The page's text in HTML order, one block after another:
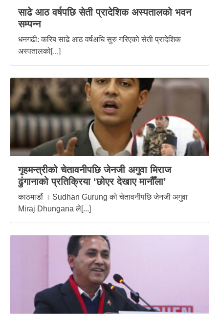
साढे आठ वर्षपछि सेती प्रादेशिक अस्पतालको भवन
सम्पन्न
धनगढी: करिब साढे आठ वर्षअघि सुरु गरिएको सेती प्रादेशिक
अस्पतालको[...]
गृहमन्त्रीको चेतावनीपछि जेनजी अगुवा मिराज
ढुंगानाको प्रतिक्रिया ‘छोएर देखाए मानौँला’
काठमाडौं । Sudhan Gurung को चेतावनीपछि जेनजी अगुवा
Miraj Dhungana ले[...]